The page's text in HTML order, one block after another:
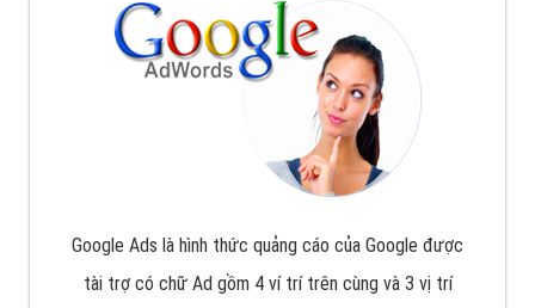
Google Ads là hình thức quảng cáo của Google được
tài trợ có chữ Ad gồm 4 ví trí trên cùng và 3 vị trí